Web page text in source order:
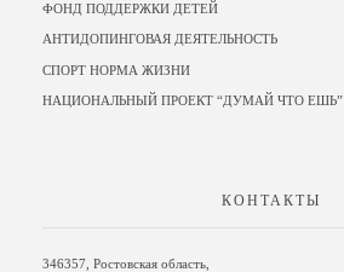
ФОНД ПОДДЕРЖКИ ДЕТЕЙ
АНТИДОПИНГОВАЯ ДЕЯТЕЛЬНОСТЬ
СПОРТ НОРМА ЖИЗНИ
НАЦИОНАЛЬНЫЙ ПРОЕКТ “ДУМАЙ ЧТО ЕШЬ”
КОНТАКТЫ
346357, Ростовская область,